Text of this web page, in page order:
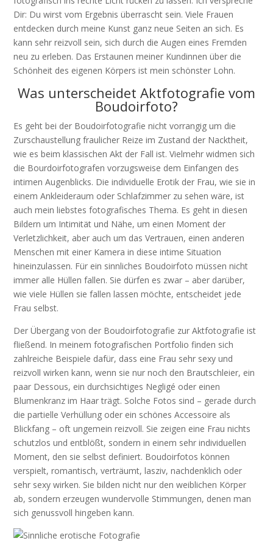
Dir: Du wirst vom Ergebnis überrascht sein. Viele Frauen
entdecken durch meine Kunst ganz neue Seiten an sich. Es
kann sehr reizvoll sein, sich durch die Augen eines Fremden
neu zu erleben. Das Erstaunen meiner Kundinnen über die
Schönheit des eigenen Körpers ist mein schönster Lohn.
Was unterscheidet Aktfotografie vom
Boudoirfoto?
Es geht bei der Boudoirfotografie nicht vorrangig um die
Zurschaustellung fraulicher Reize im Zustand der Nacktheit,
wie es beim klassischen Akt der Fall ist. Vielmehr widmen sich
die Bourdoirfotografen vorzugsweise dem Einfangen des
intimen Augenblicks. Die individuelle Erotik der Frau, wie sie in
einem Ankleideraum oder Schlafzimmer zu sehen wäre, ist
auch mein liebstes fotografisches Thema. Es geht in diesen
Bildern um Intimität und Nähe, um einen Moment der
Verletzlichkeit, aber auch um das Vertrauen, einen anderen
Menschen mit einer Kamera in diese intime Situation
hineinzulassen. Für ein sinnliches Boudoirfoto müssen nicht
immer alle Hüllen fallen. Sie dürfen es zwar – aber darüber,
wie viele Hüllen sie fallen lassen möchte, entscheidet jede
Frau selbst.
Der Übergang von der Boudoirfotografie zur Aktfotografie ist
fließend. In meinem fotografischen Portfolio finden sich
zahlreiche Beispiele dafür, dass eine Frau sehr sexy und
reizvoll wirken kann, wenn sie nur noch den Brautschleier, ein
paar Dessous, ein durchsichtiges Negligé oder einen
Blumenkranz im Haar trägt. Solche Fotos sind – gerade durch
die partielle Verhüllung oder ein schönes Accessoire als
Blickfang – oft ungemein reizvoll. Sie zeigen eine Frau nichts
schutzlos und entblößt, sondern in einem sehr individuellen
Moment, den sie selbst definiert. Boudoirfotos können
verspielt, romantisch, verträumt, lasziv, nachdenklich oder
sehr sexy wirken. Sie bilden nicht nur den weiblichen Körper
ab, sondern erzeugen wundervolle Stimmungen, denen man
sich genussvoll hingeben kann.